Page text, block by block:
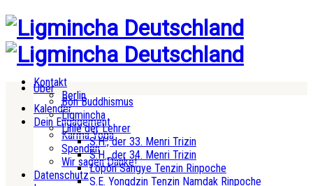
Kontakt
Berlin
Kalender
Dein Engagement
Karma Yoga
Spenden
Wir sagen Danke!
Datenschutz
Über
Bön Buddhismus
Ligmincha
Linie der Lehrer
S.H., der 33. Menri Trizin
S.H., der 34. Menri Trizin
Lopön Sangye Tenzin Rinpoche
S.E. Yongdzin Tenzin Namdak Rinpoche